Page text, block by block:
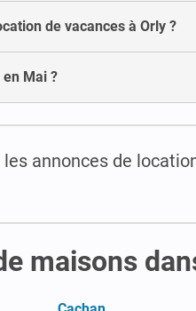
de vacances à Orly ?
Mai ?
annonces de
maisons